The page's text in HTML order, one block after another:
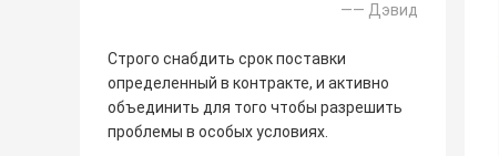
—— Дэвид
Строго снабдить срок поставки
определенный в контракте, и активно
объединить для того чтобы разрешить
проблемы в особых условиях.